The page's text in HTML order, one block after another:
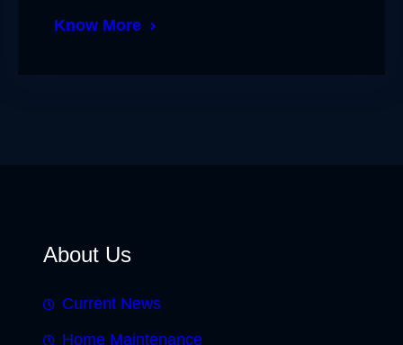
Know More
About Us
Current News
Home Maintenance